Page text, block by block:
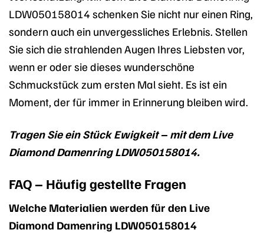
LDW050158014 schenken Sie nicht nur einen Ring,
sondern auch ein unvergessliches Erlebnis. Stellen
Sie sich die strahlenden Augen Ihres Liebsten vor,
wenn er oder sie dieses wunderschöne
Schmuckstück zum ersten Mal sieht. Es ist ein
Moment, der für immer in Erinnerung bleiben wird.
Tragen Sie ein Stück Ewigkeit – mit dem Live
Diamond Damenring LDW050158014.
FAQ – Häufig gestellte Fragen
Welche Materialien werden für den Live
Diamond Damenring LDW050158014